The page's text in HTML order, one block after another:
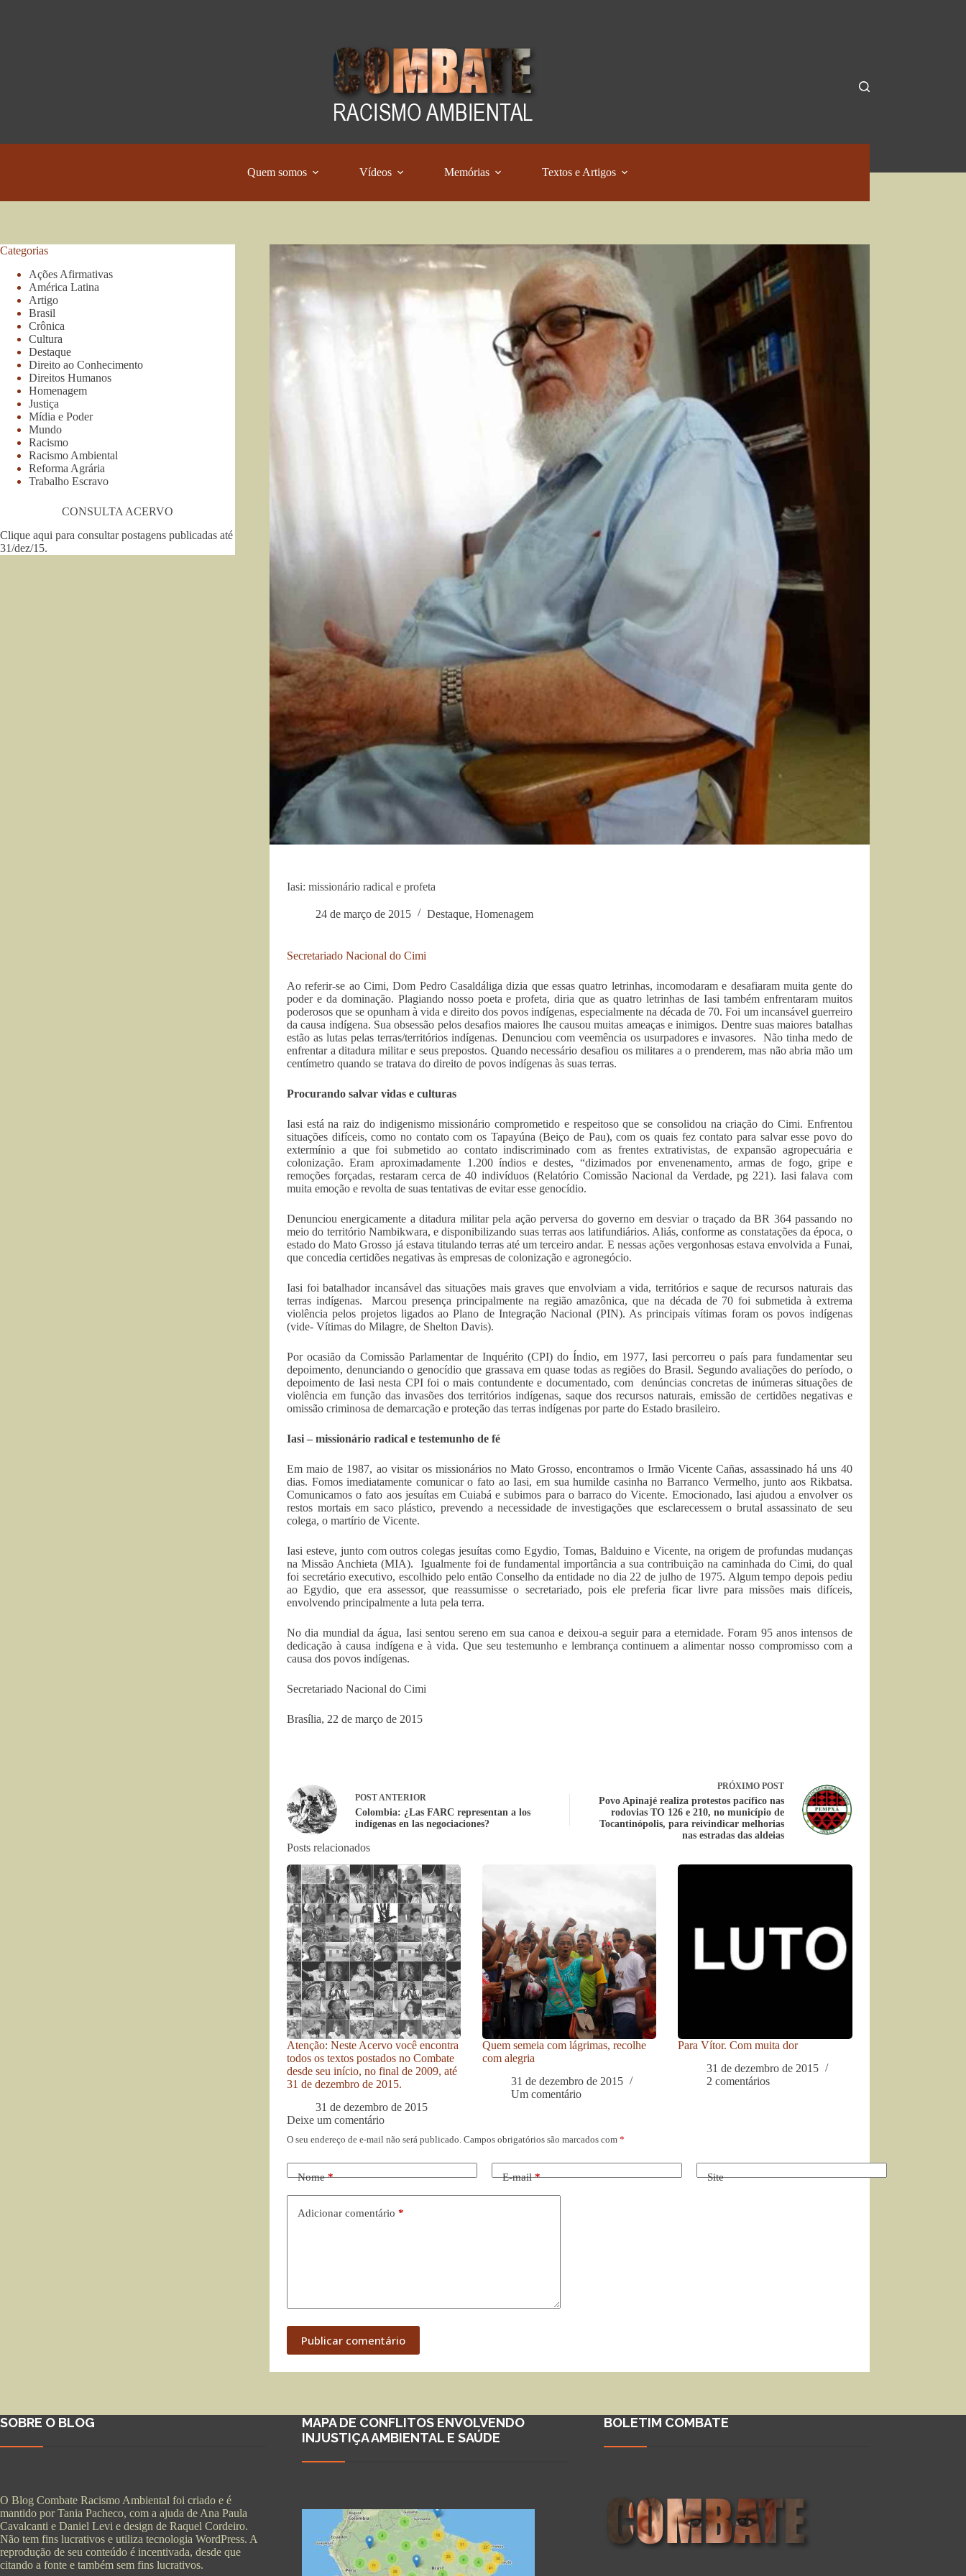
Quem somos Vídeos Memórias Textos e Artigos
Iasi: missionário radical e profeta
24 de março de 2015 Destaque, Homenagem
Secretariado Nacional do Cimi
Ao referir-se ao Cimi, Dom Pedro Casaldáliga dizia que essas quatro letrinhas, incomodaram e desafiaram muita gente do
poder e da dominação. Plagiando nosso poeta e profeta, diria que as quatro letrinhas de Iasi também enfrentaram muitos
poderosos que se opunham à vida e direito dos povos indígenas, especialmente na década de 70. Foi um incansável guerreiro
da causa indígena. Sua obsessão pelos desafios maiores lhe causou muitas ameaças e inimigos. Dentre suas maiores batalhas
estão as lutas pelas terras/territórios indígenas. Denunciou com veemência os usurpadores e invasores. Não tinha medo de
enfrentar a ditadura militar e seus prepostos. Quando necessário desafiou os militares a o prenderem, mas não abria mão um
centímetro quando se tratava do direito de povos indígenas às suas terras.
Procurando salvar vidas e culturas
Iasi está na raiz do indigenismo missionário comprometido e respeitoso que se consolidou na criação do Cimi. Enfrentou
situações difíceis, como no contato com os Tapayúna (Beiço de Pau), com os quais fez contato para salvar esse povo do
extermínio a que foi submetido ao contato indiscriminado com as frentes extrativistas, de expansão agropecuária e
colonização. Eram aproximadamente 1.200 índios e destes, “dizimados por envenenamento, armas de fogo, gripe e
remoções forçadas, restaram cerca de 40 indivíduos (Relatório Comissão Nacional da Verdade, pg 221). Iasi falava com
muita emoção e revolta de suas tentativas de evitar esse genocídio.
Denunciou energicamente a ditadura militar pela ação perversa do governo em desviar o traçado da BR 364 passando no
meio do território Nambikwara, e disponibilizando suas terras aos latifundiários. Aliás, conforme as constatações da época, o
estado do Mato Grosso já estava titulando terras até um terceiro andar. E nessas ações vergonhosas estava envolvida a Funai,
que concedia certidões negativas às empresas de colonização e agronegócio.
Iasi foi batalhador incansável das situações mais graves que envolviam a vida, territórios e saque de recursos naturais das
terras indígenas. Marcou presença principalmente na região amazônica, que na década de 70 foi submetida à extrema
violência pelos projetos ligados ao Plano de Integração Nacional (PIN). As principais vítimas foram os povos indígenas
(vide- Vítimas do Milagre, de Shelton Davis).
Por ocasião da Comissão Parlamentar de Inquérito (CPI) do Índio, em 1977, Iasi percorreu o país para fundamentar seu
depoimento, denunciando o genocídio que grassava em quase todas as regiões do Brasil. Segundo avaliações do período, o
depoimento de Iasi nesta CPI foi o mais contundente e documentado, com denúncias concretas de inúmeras situações de
violência em função das invasões dos territórios indígenas, saque dos recursos naturais, emissão de certidões negativas e
omissão criminosa de demarcação e proteção das terras indígenas por parte do Estado brasileiro.
Iasi – missionário radical e testemunho de fé
Em maio de 1987, ao visitar os missionários no Mato Grosso, encontramos o Irmão Vicente Cañas, assassinado há uns 40
dias. Fomos imediatamente comunicar o fato ao Iasi, em sua humilde casinha no Barranco Vermelho, junto aos Rikbatsa.
Comunicamos o fato aos jesuítas em Cuiabá e subimos para o barraco do Vicente. Emocionado, Iasi ajudou a envolver os
restos mortais em saco plástico, prevendo a necessidade de investigações que esclarecessem o brutal assassinato de seu
colega, o martírio de Vicente.
Iasi esteve, junto com outros colegas jesuítas como Egydio, Tomas, Balduino e Vicente, na origem de profundas mudanças
na Missão Anchieta (MIA). Igualmente foi de fundamental importância a sua contribuição na caminhada do Cimi, do qual
foi secretário executivo, escolhido pelo então Conselho da entidade no dia 22 de julho de 1975. Algum tempo depois pediu
ao Egydio, que era assessor, que reassumisse o secretariado, pois ele preferia ficar livre para missões mais difíceis,
envolvendo principalmente a luta pela terra.
No dia mundial da água, Iasi sentou sereno em sua canoa e deixou-a seguir para a eternidade. Foram 95 anos intensos de
dedicação à causa indígena e à vida. Que seu testemunho e lembrança continuem a alimentar nosso compromisso com a
causa dos povos indígenas.
Secretariado Nacional do Cimi
Brasília, 22 de março de 2015
POSTANTERIOR
Colombia: ¿Las FARC representan a los
indígenas en las negociaciones?
PRÓXIMO POST
Povo Apinajé realiza protestos pacífico nas
rodovias TO 126 e 210, no município de
Tocantinópolis, para reivindicar melhorias
nas estradas das aldeias
Posts relacionados
Atenção: Neste Acervo você encontra
todos os textos postados no Combate
desde seu início, no final de 2009, até
31 de dezembro de 2015.
31 de dezembro de 2015
Quem semeia com lágrimas, recolhe
com alegria
31 de dezembro de 2015
Um comentário
Para Vítor. Com muita dor
31 de dezembro de 2015
2 comentários
Deixe um comentário
O seu endereço de e-mail não será publicado. Campos obrigatórios são marcados com *
Nome* E-mail* Site
Adicionar comentário *
Publicar comentário
Categorias
Ações Afirmativas
América Latina
Artigo
Brasil
Crônica
Cultura
Destaque
Direito ao Conhecimento
Direitos Humanos
Homenagem
Justiça
Mídia e Poder
Mundo
Racismo
Racismo Ambiental
Reforma Agrária
Trabalho Escravo
CONSULTA ACERVO
Clique aqui para consultar postagens publicadas até
31/dez/15.
SOBRE O BLOG
O Blog Combate Racismo Ambiental foi criado e é
mantido por Tania Pacheco, com a ajuda de Ana Paula
Cavalcanti e Daniel Levi e design de Raquel Cordeiro.
Não tem fins lucrativos e utiliza tecnologia WordPress. A
reprodução de seu conteúdo é incentivada, desde que
citando a fonte e também sem fins lucrativos.
MAPA DE CONFLITOS ENVOLVENDO
INJUSTIÇA AMBIENTAL E SAÚDE
BOLETIM COMBATE